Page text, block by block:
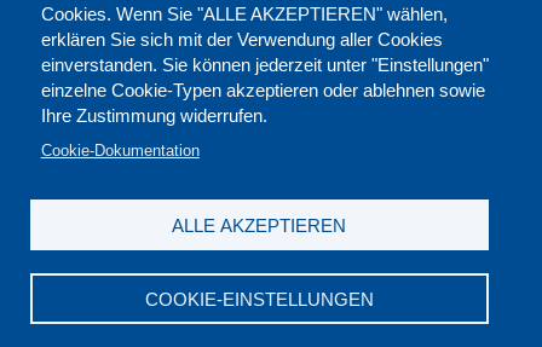
Cookies. Wenn Sie "ALLE AKZEPTIEREN" wählen,
erklären Sie sich mit der Verwendung aller Cookies
einverstanden. Sie können jederzeit unter "Einstellungen"
einzelne Cookie-Typen akzeptieren oder ablehnen sowie
Ihre Zustimmung widerrufen.
Cookie-Dokumentation
COOKIE-EINSTELLUNGEN
ALLE AKZEPTIEREN
DGB-Bildungswerk NRW e.V. © 2026